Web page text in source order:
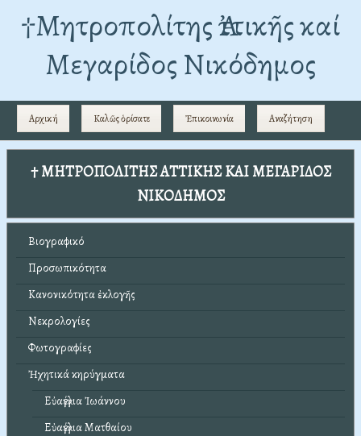
†Mητροπολίτης Ἀττικῆς καί
Μεγαρίδος Νικόδημος
Αρχική Καλῶς ὁρίσατε Ἐπικοινωνία Αναζήτηση
† ΜΗΤΡΟΠΟΛΙΤΗΣ ΑΤΤΙΚΗΣ ΚΑΙ ΜΕΓΑΡΙΔΟΣ
ΝΙΚΟΔΗΜΟΣ
Βιογραφικό
Προσωπικότητα
Κανονικότητα ἐκλογῆς
Νεκρολογίες
Φωτογραφίες
Ἠχητικά κηρύγματα
Εὐαγγέλια Ἰωάννου
Εὐαγγέλια Ματθαίου